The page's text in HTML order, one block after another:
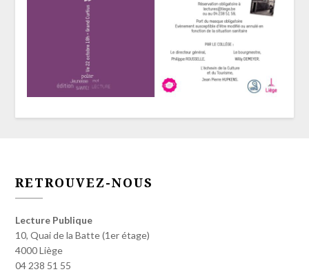
RETROUVEZ-NOUS
Lecture Publique
10, Quai de la Batte (1er étage)
4000 Liège
04 238 51 55